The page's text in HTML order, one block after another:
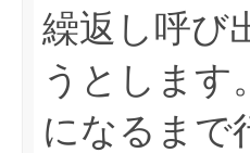
繰返し呼び
うとします。
になるまで